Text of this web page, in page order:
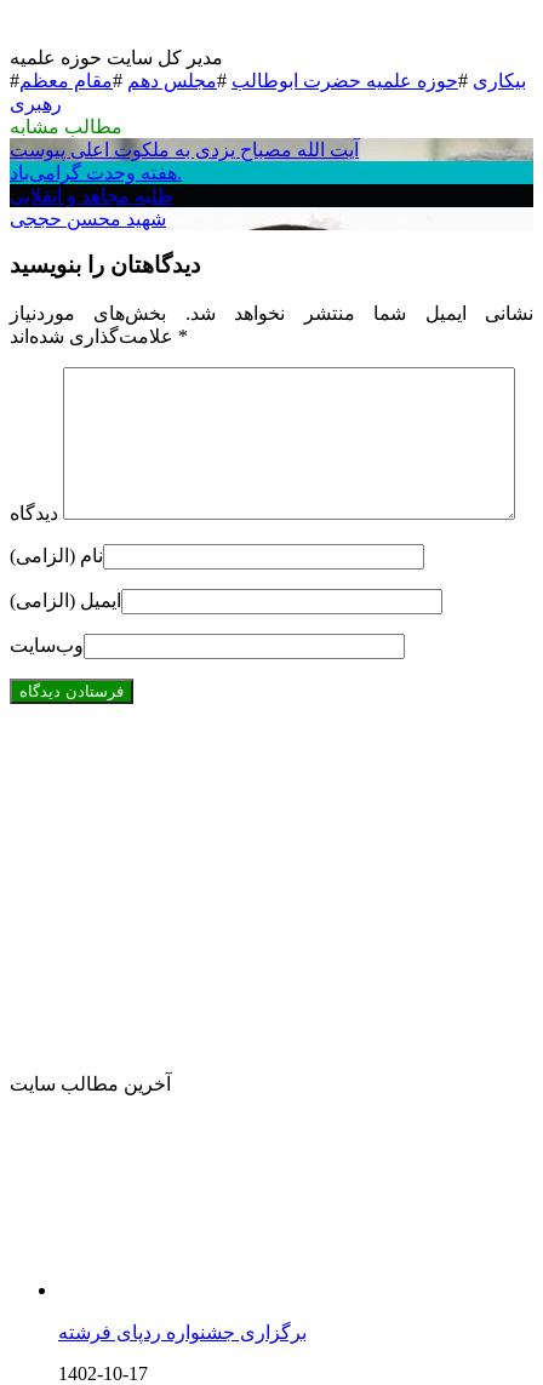
مدیر کل سایت حوزه علمیه
#
بیکاری #حوزه علمیه حضرت ابوطالب #مجلس دهم #مقام معظم
رهبری
مطالب مشابه
آیت الله مصباح یزدی به ملکوت اعلی پیوست
هفته وحدت گرامی‌باد.
طلبه مجاهد و انقلابی
شهید محسن حججی
دیدگاهتان را بنویسید
نشانی ایمیل شما منتشر نخواهد شد. بخش‌های موردنیاز
*
دیدگاه
نام (الزامی)
ایمیل (الزامی)
وب‌سایت
آخرین مطالب سایت
برگزاری جشنواره ردپای فرشته
1402-10-17